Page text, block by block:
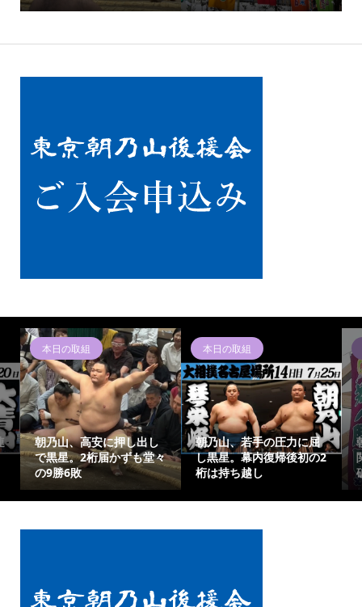
本日の取組
朝乃山、高安に押し出し
で黒星。2桁届かずも堂々
の9勝6敗
本日の取組
朝乃山、若手の圧力に屈
し黒星。幕内復帰後初の2
桁は持ち越し